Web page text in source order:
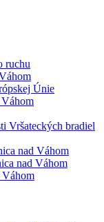
ruchu
Únie
Vršateckých bradiel
nad Váhom
nad Váhom